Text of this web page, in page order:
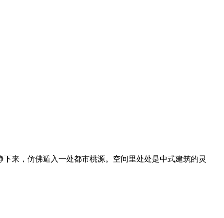
来，仿佛遁入一处都市桃源。空间里处处是中式建筑的灵